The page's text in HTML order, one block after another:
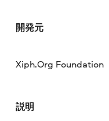
開発元
Xiph.Org Foundation
説明